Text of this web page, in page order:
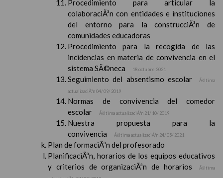
Procedimiento para articular la
colaboraciÃ³n con entidades e instituciones
del entorno para la construcciÃ³n de
comunidades educadoras
Procedimiento para la recogida de las
incidencias en materia de convivencia en el
sistema SÃ©neca
18 octubre 2021
Seguimiento del absentismo escolar
Ãšltima
actualizaciÃ³n 04/ 09/ 2019
Normas de convivencia del comedor
escolar
Ãšltima actualizaciÃ³n 21/ 10/ 2019
Nuestra propuesta para la
convivencia
Ãšltima actualizaciÃ³n 24/ 05/ 2021
Plan de formaciÃ³n del profesorado
PlanificaciÃ³n, horarios de los equipos educativos
y criterios de organizaciÃ³n de horarios
Ãšltima